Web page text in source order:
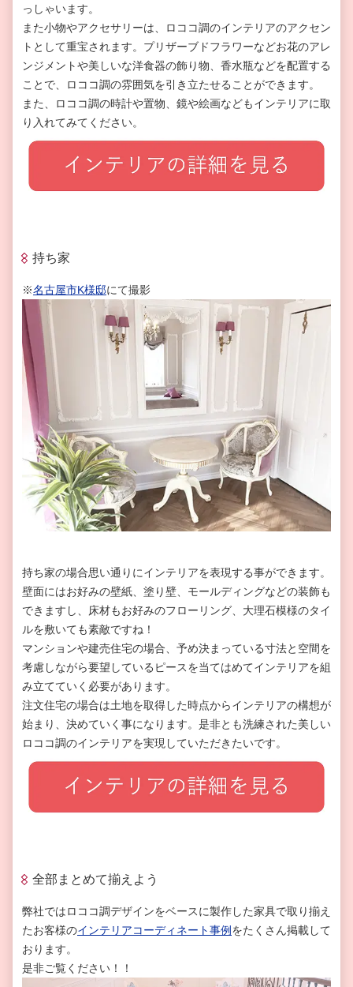
っしゃいます。
また小物やアクセサリーは、ロココ調のインテリアのアクセン
トとして重宝されます。プリザーブドフラワーなどお花のアレ
ンジメントや美しいな洋食器の飾り物、香水瓶などを配置する
ことで、ロココ調の雰囲気を引き立たせることができます。
また、ロココ調の時計や置物、鏡や絵画などもインテリアに取
り入れてみてください。
持ち家
※名古屋市K様邸にて撮影
持ち家の場合思い通りにインテリアを表現する事ができます。
壁面にはお好みの壁紙、塗り壁、モールディングなどの装飾も
できますし、床材もお好みのフローリング、大理石模様のタイ
ルを敷いても素敵ですね！
マンションや建売住宅の場合、予め決まっている寸法と空間を
考慮しながら要望しているピースを当てはめてインテリアを組
み立てていく必要があります。
注文住宅の場合は土地を取得した時点からインテリアの構想が
始まり、決めていく事になります。是非とも洗練された美しい
ロココ調のインテリアを実現していただきたいです。
全部まとめて揃えよう
弊社ではロココ調デザインをベースに製作した家具で取り揃え
たお客様のインテリアコーディネート事例 をたくさん掲載して
おります。
是非ご覧ください！！